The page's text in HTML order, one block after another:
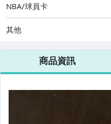
NBA/球員卡
其他
商品資訊